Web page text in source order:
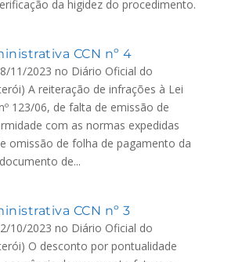
da higidez do procedimento.
CCN nº 4
11/2023 no Diário Oficial do
A reiteração de infrações à Lei
123/06, de falta de emissão de
com as normas expedidas
omissão de folha de pagamento da
de...
CCN nº 3
10/2023 no Diário Oficial do
O desconto por pontualidade